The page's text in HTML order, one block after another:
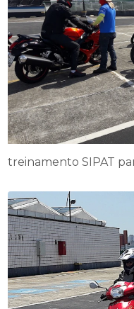
treinamento SIPAT